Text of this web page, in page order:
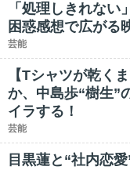
「処理しきれな
困惑感想で広がる
芸能
【Tシャツが乾く
か、中島歩“樹生”
イラする！
芸能
目黒蓮と“社内恋